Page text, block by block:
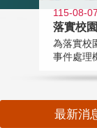
115-08-07
落實校
為落實校
事件處理
最新消